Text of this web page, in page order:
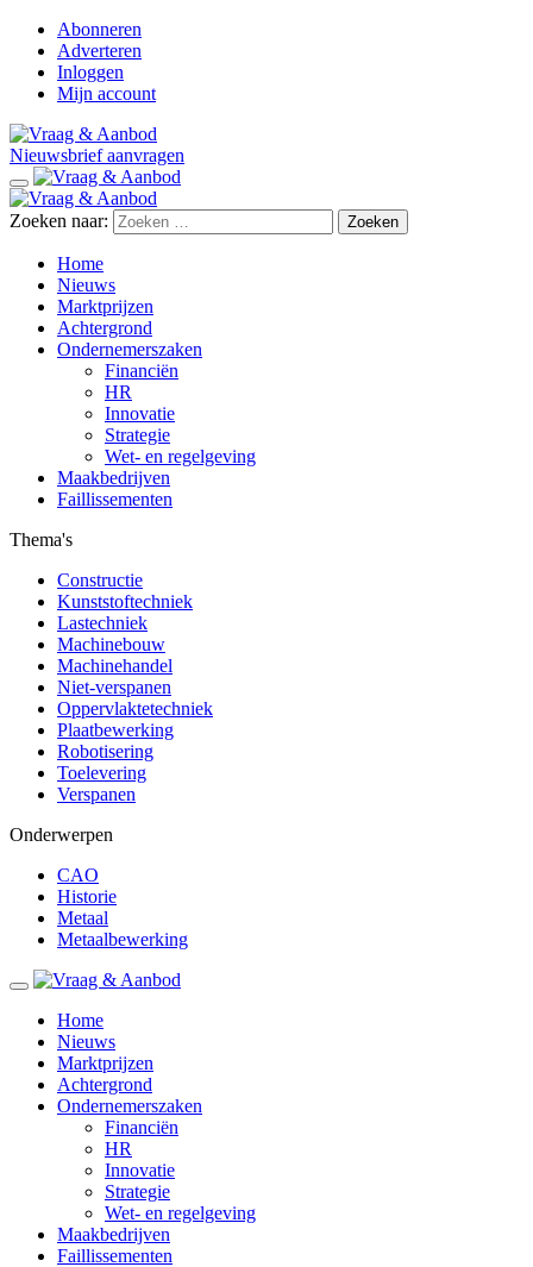
Abonneren
Adverteren
Inloggen
Mijn account
Nieuwsbrief aanvragen
Zoeken naar:
Home
Nieuws
Marktprijzen
Achtergrond
Ondernemerszaken
Financiën
HR
Innovatie
Strategie
Wet- en regelgeving
Maakbedrijven
Faillissementen
Thema's
Constructie
Kunststoftechniek
Lastechniek
Machinebouw
Machinehandel
Niet-verspanen
Oppervlaktetechniek
Plaatbewerking
Robotisering
Toelevering
Verspanen
Onderwerpen
CAO
Historie
Metaal
Metaalbewerking
Home
Nieuws
Marktprijzen
Achtergrond
Ondernemerszaken
Financiën
HR
Innovatie
Strategie
Wet- en regelgeving
Maakbedrijven
Faillissementen